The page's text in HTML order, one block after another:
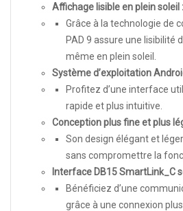
Affichage lisible en plein soleil :
Grâce à la technologie de
PAD 9 assure une lisibilité
même en plein soleil.
Système d’exploitation
Profitez d’une interface
rapide et plus intuitive.
Conception plus fine et plus
Son design élégant et
sans compromettre la
Interface DB15 SmartLink_C
Bénéficiez d’une
grâce à une connexion